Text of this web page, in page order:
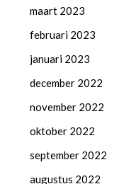
maart 2023
februari 2023
januari 2023
december 2022
november 2022
oktober 2022
september 2022
augustus 2022